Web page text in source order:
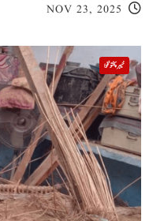
NOV 23, 2025
خیبر پختونخوا